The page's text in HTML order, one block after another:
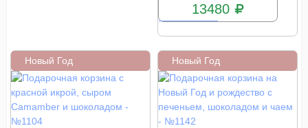
13480
Новый Год Новый Год